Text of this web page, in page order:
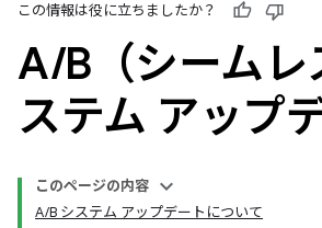
この情報は役に立ちましたか？
A/B（シームレ
ステム アップ
このページの内容
A/B システム アップデートについて